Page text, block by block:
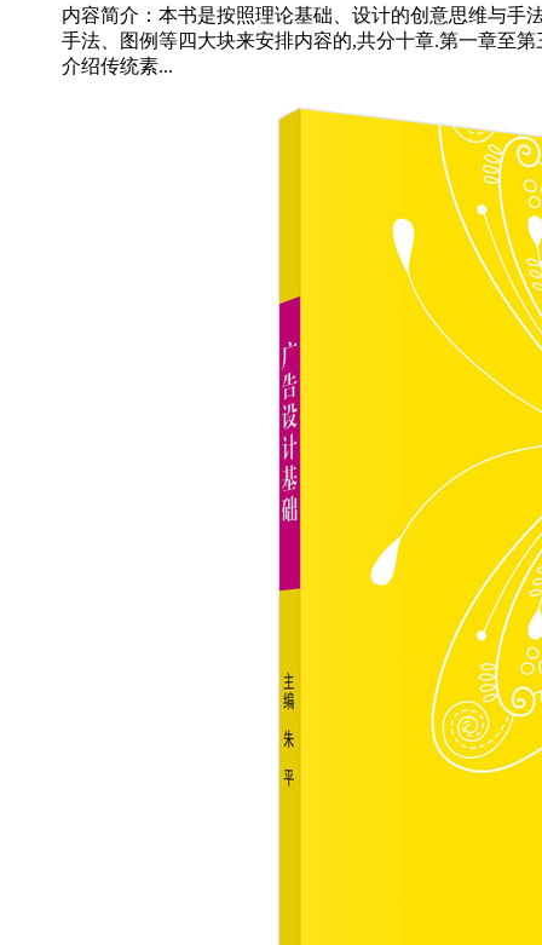
内容简介：本书是按照理论基础、设计的创意思维与手
手法、图例等四大块来安排内容的,共分十章.第一章至
介绍传统素...